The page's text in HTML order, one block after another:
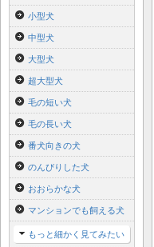
小型犬
中型犬
大型犬
超大型犬
毛の短い犬
毛の長い犬
番犬向きの犬
のんびりした犬
おおらかな犬
マンションでも飼える犬
もっと細かく見てみたい